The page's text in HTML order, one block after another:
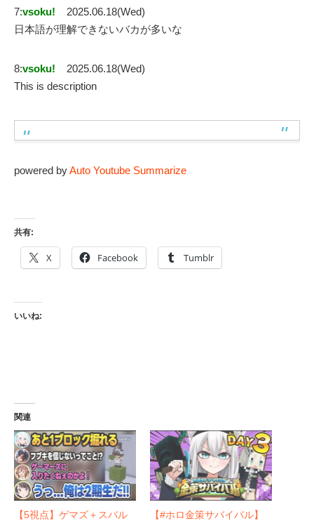
7:vsoku!
2025.06.18(Wed)
日本語が理解できないバカが多いな
8:vsoku!
2025.06.18(Wed)
This is description
powered byAuto Youtube Summarize
共有:
X Facebook Tumblr
いいね:
関連
【5視点】ゲマズ＋スバル
【#ホロ金策サバイバル】